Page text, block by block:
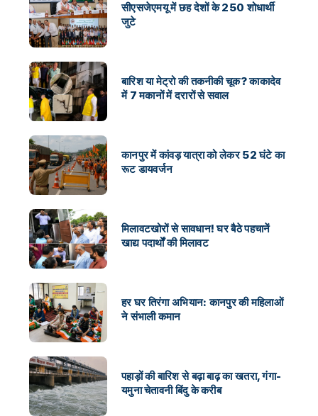
सीएसजेएमयू में छह देशों के 250 शोधार्थी
जुटे
बारिश या मेट्रो की तकनीकी चूक? काकादेव
में 7 मकानों में दरारों से सवाल
कानपुर में कांवड़ यात्रा को लेकर 52 घंटे का
रूट डायवर्जन
मिलावटखोरों से सावधान! घर बैठे पहचानें
खाद्य पदार्थों की मिलावट
हर घर तिरंगा अभियान: कानपुर की महिलाओं
ने संभाली कमान
पहाड़ों की बारिश से बढ़ा बाढ़ का खतरा, गंगा-
यमुना चेतावनी बिंदु के करीब